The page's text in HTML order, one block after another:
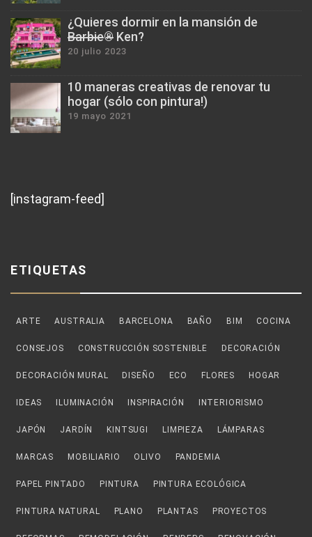
¿Quieres dormir en la mansión de
B̶a̶r̶b̶i̶e̶®̶ Ken?
20 julio 2023
10 maneras creativas de renovar tu
hogar (sólo con pintura!)
19 mayo 2021
[instagram-feed]
ETIQUETAS
ARTE AUSTRALIA BARCELONA BAÑO BIM COCINA
CONSEJOS CONSTRUCCIÓN SOSTENIBLE DECORACIÓN
DECORACIÓN MURAL DISEÑO ECO FLORES HOGAR
IDEAS ILUMINACIÓN INSPIRACIÓN INTERIORISMO
JAPÓN JARDÍN KINTSUGI LIMPIEZA LÁMPARAS
MARCAS MOBILIARIO OLIVO PANDEMIA
PAPEL PINTADO PINTURA PINTURA ECOLÓGICA
PINTURA NATURAL PLANO PLANTAS PROYECTOS